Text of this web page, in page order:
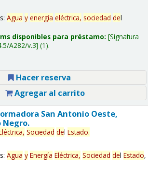
Agua y energía eléctrica, sociedad del
disponibles para préstamo: Signatura
A282/v.3 (1).
Hacer reserva
Agregar al carrito
San Antonio Oeste,
Negro.
Sociedad del Estado.
Agua y Energía Eléctrica, Sociedad del Estado,